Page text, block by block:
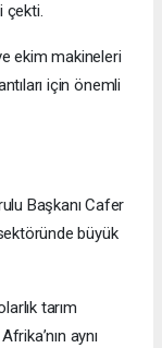
çekti.
ekim makineleri
için önemli
Başkanı Cafer
büyük
tarım
aynı